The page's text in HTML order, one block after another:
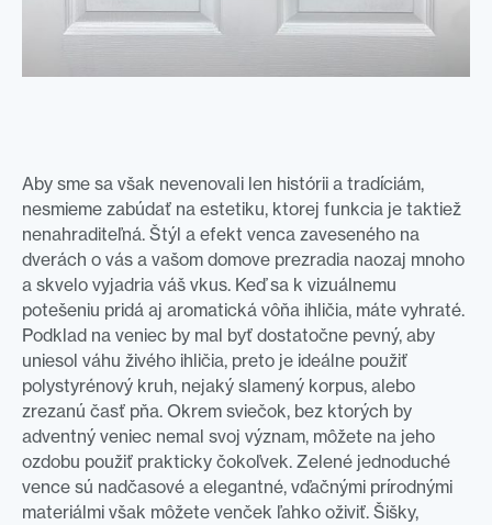
Aby sme sa však nevenovali len histórii a tradíciám,
nesmieme zabúdať na estetiku, ktorej funkcia je taktiež
nenahraditeľná. Štýl a efekt venca zaveseného na
dverách o vás a vašom domove prezradia naozaj mnoho
a skvelo vyjadria váš vkus. Keď sa k vizuálnemu
potešeniu pridá aj aromatická vôňa ihličia, máte vyhraté.
Podklad na veniec by mal byť dostatočne pevný, aby
uniesol váhu živého ihličia, preto je ideálne použiť
polystyrénový kruh, nejaký slamený korpus, alebo
zrezanú časť pňa. Okrem sviečok, bez ktorých by
adventný veniec nemal svoj význam, môžete na jeho
ozdobu použiť prakticky čokoľvek. Zelené jednoduché
vence sú nadčasové a elegantné, vďačnými prírodnými
materiálmi však môžete venček ľahko oživiť. Šišky,